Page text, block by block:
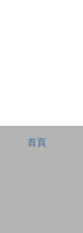
首頁